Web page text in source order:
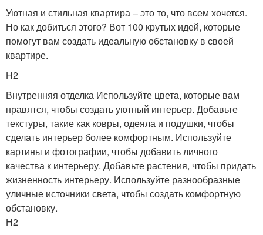
Уютная и стильная квартира – это то, что всем хочется.
Но как добиться этого? Вот 100 крутых идей, которые
помогут вам создать идеальную обстановку в своей
квартире.
H2
Внутренняя отделка Используйте цвета, которые вам
нравятся, чтобы создать уютный интерьер. Добавьте
текстуры, такие как ковры, одеяла и подушки, чтобы
сделать интерьер более комфортным. Используйте
картины и фотографии, чтобы добавить личного
качества к интерьеру. Добавьте растения, чтобы придать
жизненность интерьеру. Используйте разнообразные
уличные источники света, чтобы создать комфортную
обстановку.
H2